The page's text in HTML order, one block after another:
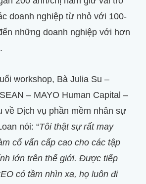
doanh nghiệp từ nhỏ với 100-
những doanh nghiệp với hơn
workshop, Bà Julia Su –
– MAYO Human Capital –
về Dịch vụ phần mềm nhân sự
nói: “Tôi thật sự rất may
cố vấn cấp cao cho các tập
lớn trên thế giới. Được tiếp
có tầm nhìn xa, họ luôn đi